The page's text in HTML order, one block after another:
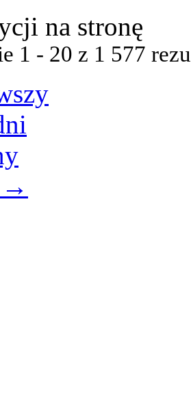
na stronę
1 - 20 z 1 577
→